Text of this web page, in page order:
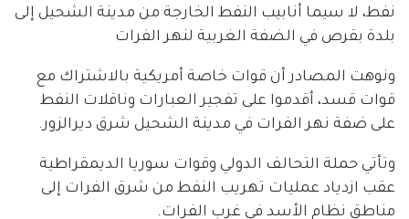
نفط، لا سيما أنابيب النفط الخارجة من مدينة الشحيل إلى
بلدة بقرص في الضفة الغربية لنهر الفرات
ونوهت المصادر أن قوات خاصة أمريكية بالاشتراك مع
قوات قسد، أقدموا على تفجير العبارات وناقلات النفط
على ضفة نهر الفرات في مدينة الشحيل شرق ديرالزور.
وتأتي حملة التحالف الدولي وقوات سوريا الديمقراطية
عقب ازدياد عمليات تهريب النفط من شرق الفرات إلى
مناطق نظام الأسد في غرب الفرات.